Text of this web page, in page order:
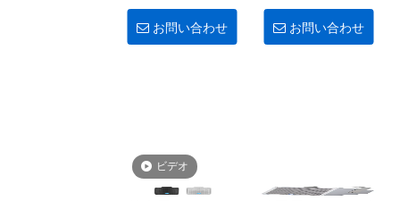
カーキャビネッ
ト。
お問い合わせ
ピーカーキャビネ
ット
お問い合わせ
ビデオ